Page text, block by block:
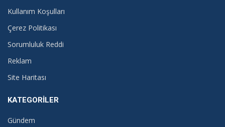
Kullanım Koşulları
Çerez Politikası
Sorumluluk Reddi
Reklam
Site Haritası
KATEGORILER
Gündem